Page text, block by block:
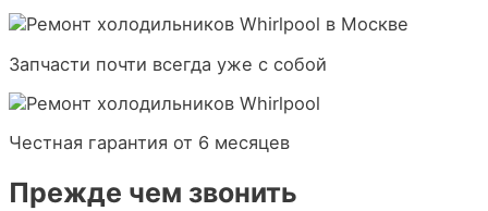
Запчасти почти всегда уже с собой
Честная гарантия от 6 месяцев
Прежде чем звонить